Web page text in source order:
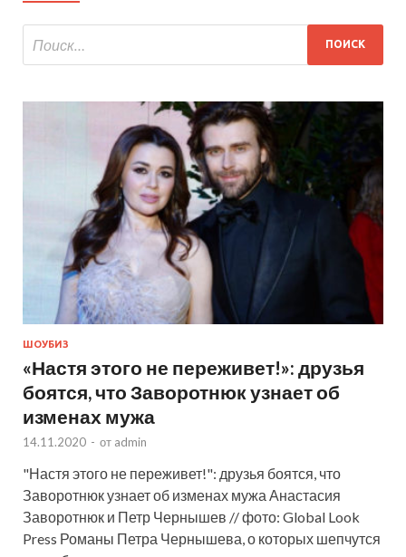
ШОУБИЗ
«Настя этого не переживет!»: друзья
боятся, что Заворотнюк узнает об
изменах мужа
14.11.2020 - от admin
"Настя этого не переживет!": друзья боятся, что
Заворотнюк узнает об изменах мужа Анастасия
Заворотнюк и Петр Чернышев // фото: Global Look
Press Романы Петра Чернышева, о которых шепчутся